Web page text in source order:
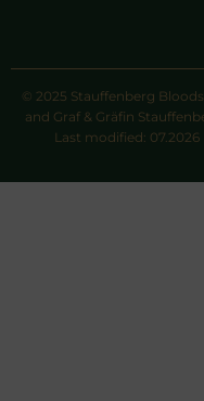
© 2025 Stauffenberg
and Graf & Gräfin
Last modified: 07.2026